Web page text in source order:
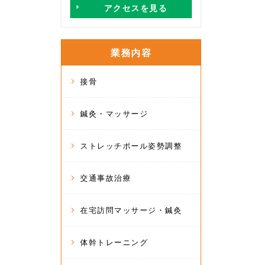
アクセスを見る
業務内容
接骨
鍼灸・マッサージ
ストレッチポール姿勢調整
交通事故治療
在宅訪問マッサージ・鍼灸
体幹トレーニング